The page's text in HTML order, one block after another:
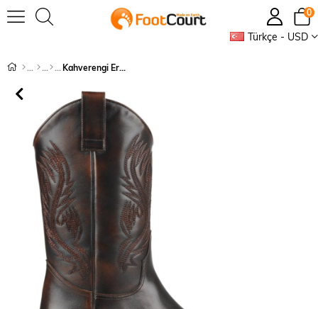
Türkçe - USD
0
Kahverengi Erkek Kovboy Çizmesi